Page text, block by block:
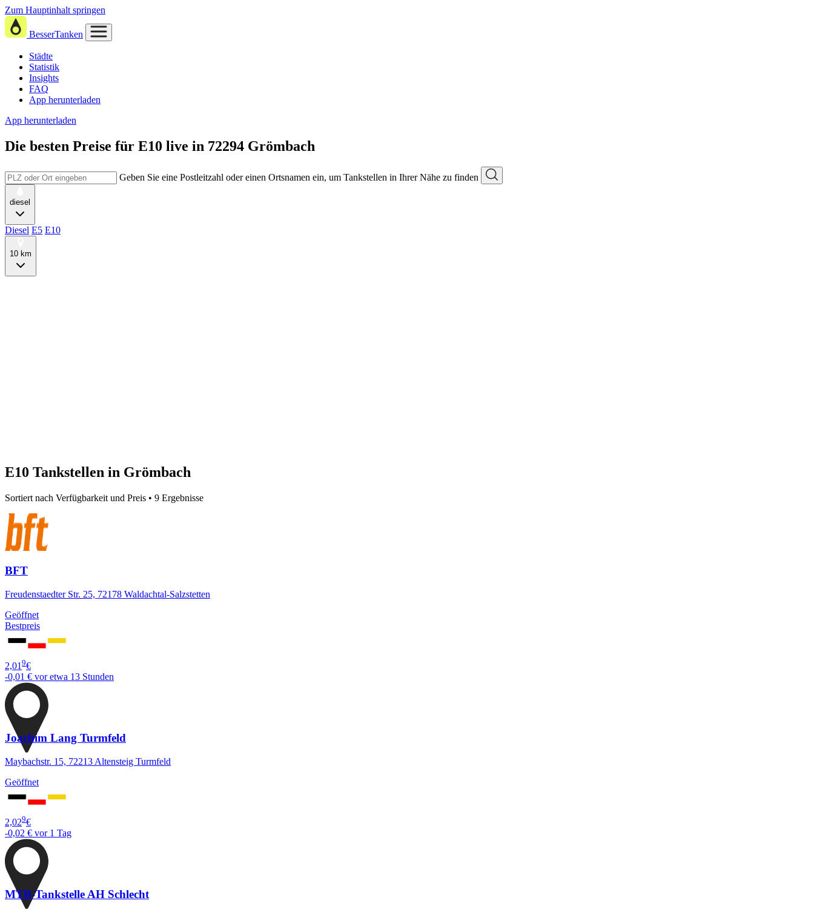
Zum Hauptinhalt springen
BesserTanken
Städte
Statistik
Insights
FAQ
App herunterladen
App herunterladen
Die besten Preise für E10 live in 72294 Grömbach
Geben Sie eine Postleitzahl oder einen Ortsnamen ein, um Tankstellen in Ihrer Nähe zu finden
diesel
Diesel E5 E10
10 km
E10 Tankstellen in Grömbach
Sortiert nach Verfügbarkeit und Preis • 9 Ergebnisse
BFT
Freudenstaedter Str. 25, 72178 Waldachtal-Salzstetten
Geöffnet
Bestpreis
2,01 9€
-0,01 € vor etwa 13 Stunden
Joachim Lang Turmfeld
Maybachstr. 15, 72213 Altensteig Turmfeld
Geöffnet
2,029€
-0,02 € vor 1 Tag
MTB-Tankstelle AH Schlecht